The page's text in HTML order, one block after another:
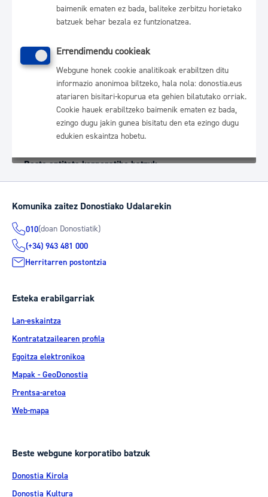
Komunika zaitez Donostiako Udalarekin
010(doan Donostiatik)
(+34) 943 481 000
Herritarren postontzia
Esteka erabilgarriak
Lan-eskaintza
Kontratatzailearen profila
Egoitza elektronikoa
Mapak - GeoDonostia
Prentsa-aretoa
Web-mapa
Beste webgune korporatibo batzuk
Donostia Kirola
Donostia Kultura